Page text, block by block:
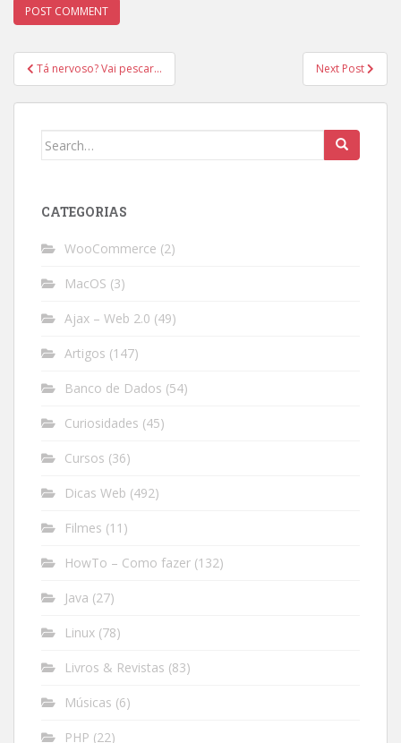
Post
navigation
Tá nervoso? Vai pescar… Next Post
Search
CATEGORIAS
WooCommerce (2)
MacOS (3)
Ajax – Web 2.0 (49)
Artigos (147)
Banco de Dados (54)
Curiosidades (45)
Cursos (36)
Dicas Web (492)
Filmes (11)
HowTo – Como fazer (132)
Java (27)
Linux (78)
Livros & Revistas (83)
Músicas (6)
PHP (22)